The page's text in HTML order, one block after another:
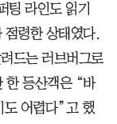
팅 라인도 읽기
점령한 상태였다.
드는 러브버그로
한 등산객은 “바
도 어렵다”고 했